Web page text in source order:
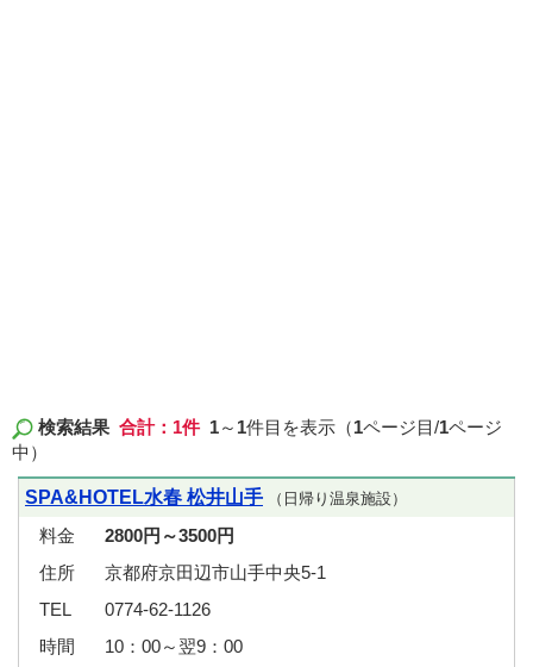
検索結果 合計：1件 1～ 1件目を表示（1ページ目/1ページ
中）
SPA&HOTEL水春 松井山手 （日帰り温泉施設）
料金
2800円～3500円
住所
京都府京田辺市山手中央5-1
TEL
0774-62-1126
時間
10：00～翌9：00